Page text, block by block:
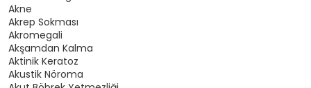
Akne
Akrep Sokması
Akromegali
Akşamdan Kalma
Aktinik Keratoz
Akustik Nöroma